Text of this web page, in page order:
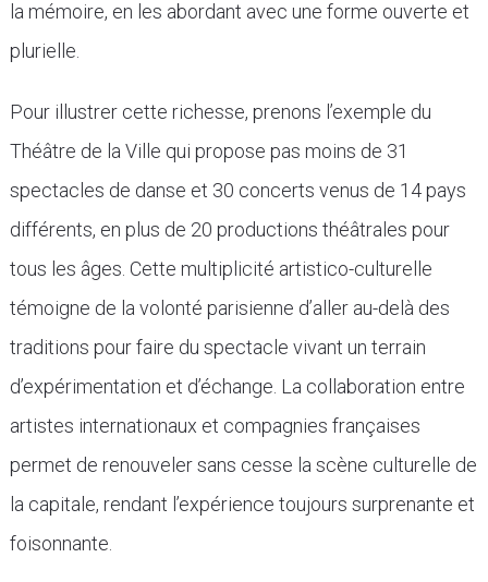
la mémoire, en les abordant avec une forme ouverte et
plurielle.
Pour illustrer cette richesse, prenons l’exemple du
Théâtre de la Ville qui propose pas moins de 31
spectacles de danse et 30 concerts venus de 14 pays
différents, en plus de 20 productions théâtrales pour
tous les âges. Cette multiplicité artistico-culturelle
témoigne de la volonté parisienne d’aller au-delà des
traditions pour faire du spectacle vivant un terrain
d’expérimentation et d’échange. La collaboration entre
artistes internationaux et compagnies françaises
permet de renouveler sans cesse la scène culturelle de
la capitale, rendant l’expérience toujours surprenante et
foisonnante.